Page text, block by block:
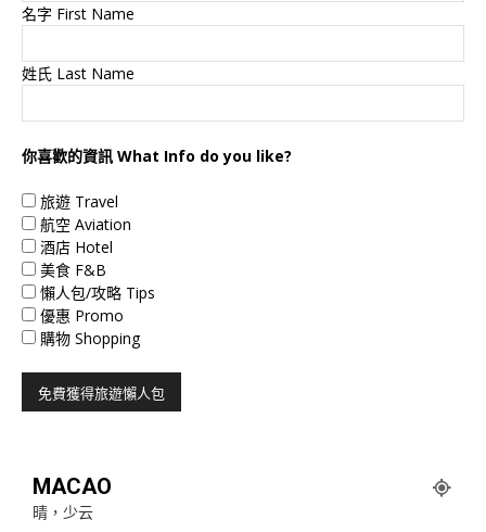
名字 First Name
姓氏 Last Name
你喜歡的資訊 What Info do you like?
旅遊 Travel
航空 Aviation
酒店 Hotel
美食 F&B
懶人包/攻略 Tips
優惠 Promo
購物 Shopping
MACAO
晴，少云